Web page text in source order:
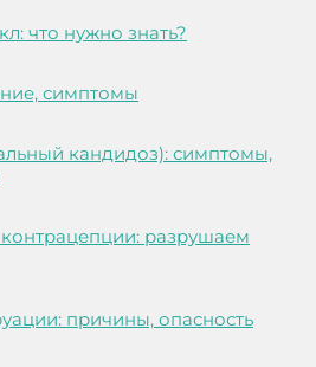
что нужно знать?
симптомы
кандидоз): симптомы,
разрушаем
причины, опасность